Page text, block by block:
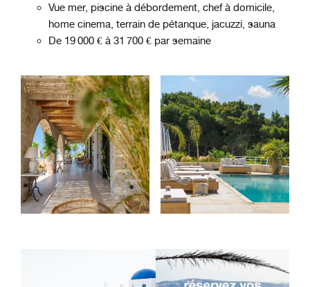
Vue mer, piscine à débordement, chef à domicile,
home cinema, terrain de pétanque, jacuzzi, sauna
De 19 000 € à 31 700 € par semaine